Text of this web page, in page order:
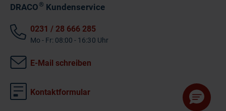
DRACO®Kundenservice
0231 / 28 666 285
Mo - Fr: 08:00 - 16:30 Uhr
E-Mail schreiben
Kontaktformular